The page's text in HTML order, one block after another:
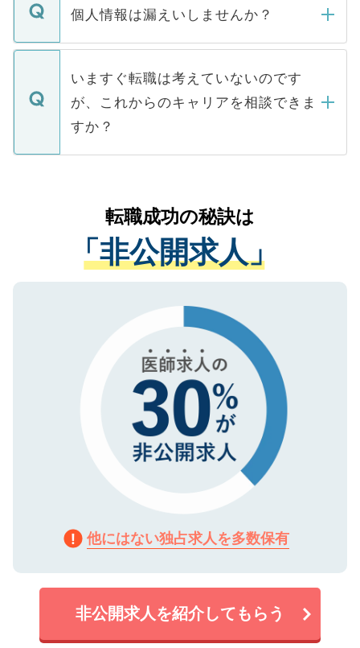
■応募殺到を避けるため 人気のある医療機
関を公にしてしまうと、応募が殺到する場
に、医療機関が求める条件に合った人材の
みを人材紹介会社に依頼するケースが増え
ています。
ん。また、仮に応募先から内定をいただい
定を承諾する必要はありません。内定先へ
の辞退の連絡はキャリアパートナーが行い
個人情報は漏えいしませんか？
個人情報が漏えいすることはありませんの
で、ご安心ください。当サイトからの登録
などで収集したご登録者様の個人情報は、
ご本人のキャリアアップおよび転職活動の
支援を目的に使用いたします。お預かりし
ているすべての個人データはご本人の許可
は、個人情報の取り扱いについての厳密な
管理基準を満たした事業者のみに付与され
る、プライバシーマークを取得済みです。
で、機密保持に関してもご安心ください。
いますぐ転職は考えていないのです
が、これからのキャリアを相談できま
すか？
かがいして、現在の医療機関の状況や紹介
経験をまじえながら、適切なアドバイスを
させていただきます。すぐにご転職をされ
ない方には、長期的なサポートが可能です
ので、まずはご登録ください。
転職成功の秘訣は
「非公開求人」
他にはない独占求人を多数保有
非公開求人を紹介してもらう